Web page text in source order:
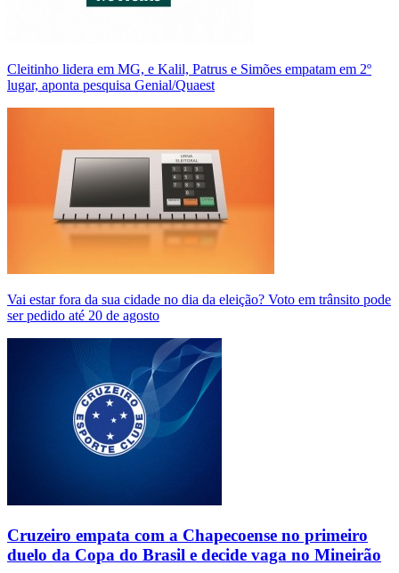
Cleitinho lidera em MG, e Kalil, Patrus e Simões empatam em 2º
lugar, aponta pesquisa Genial/Quaest
Vai estar fora da sua cidade no dia da eleição? Voto em trânsito pode
ser pedido até 20 de agosto
Cruzeiro empata com a Chapecoense no primeiro
duelo da Copa do Brasil e decide vaga no Mineirão